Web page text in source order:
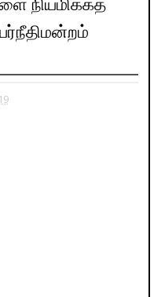
நியமிக்கத்